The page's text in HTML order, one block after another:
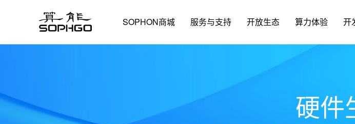
SOPHON商城 服务与支持 开放生态 算力体验 开
硬件